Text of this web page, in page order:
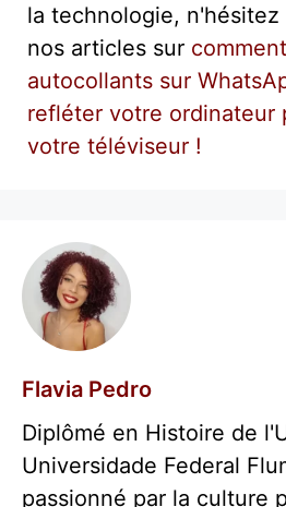
la technologie,
nos articles sur
autocollants sur
refléter votre ordinateur
votre téléviseur !
Flavia Pedro
Diplômé en Histoire de
Universidade Federal
passionné par la culture